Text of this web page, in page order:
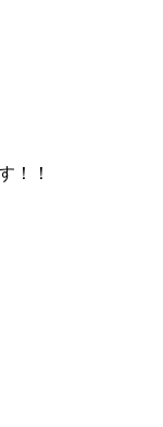
！！